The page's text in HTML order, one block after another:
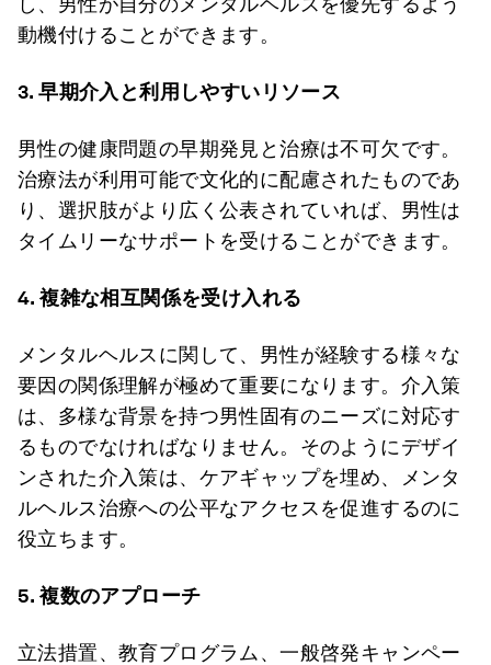
動機付けることができます。
3. 早期介入と利用しやすいリソース
男性の健康問題の早期発見と治療は不可欠です。
治療法が利用可能で文化的に配慮されたものであ
り、選択肢がより広く公表されていれば、男性は
タイムリーなサポートを受けることができます。
4. 複雑な相互関係を受け入れる
メンタルヘルスに関して、男性が経験する様々な
要因の関係理解が極めて重要になります。介入策
は、多様な背景を持つ男性固有のニーズに対応す
るものでなければなりません。そのようにデザイ
ンされた介入策は、ケアギャップを埋め、メンタ
ルヘルス治療への公平なアクセスを促進するのに
役立ちます。
5. 複数のアプローチ
立法措置、教育プログラム、一般啓発キャンペー